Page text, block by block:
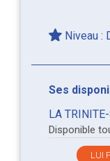
Niveau :
Ses
LA
Disponible
LUI